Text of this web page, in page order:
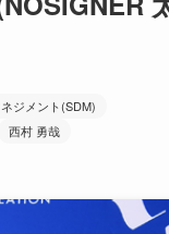
ジメント(SDM)
西村 勇哉